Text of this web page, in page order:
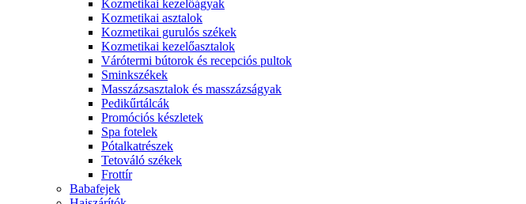
Kozmetikai kezelőágyak
Kozmetikai asztalok
Kozmetikai gurulós székek
Kozmetikai kezelőasztalok
Várótermi bútorok és recepciós pultok
Sminkszékek
Masszázsasztalok és masszázságyak
Pedikűrtálcák
Promóciós készletek
Spa fotelek
Pótalkatrészek
Tetováló székek
Frottír
Babafejek